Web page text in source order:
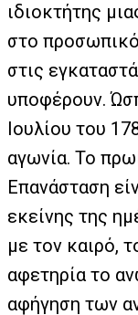
ιδιοκτήτης
στο
στις
υποφέρουν.
Ιουλίου του
αγωνία. Το
Επανάσταση
εκείνης της
με τον καιρό,
αφετηρία το
αφήγηση των